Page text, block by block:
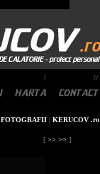
FOTOGRAFII | KERUCOV .ro
[>> >> ]